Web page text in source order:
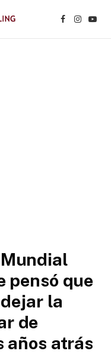
Facebook
pensó que
la
de
años atrás